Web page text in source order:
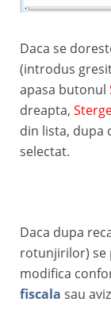
Daca se
(introdus
apasa butonul
dreapta,
din lista, dupa
selectat.
Daca dupa
rotunjirilor) se
modifica
fiscala sau